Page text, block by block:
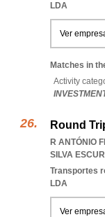
LDA
Ver
Matches in
Activity
Round
R ANTÓNIO
SILVA
Transportes
LDA
Ver